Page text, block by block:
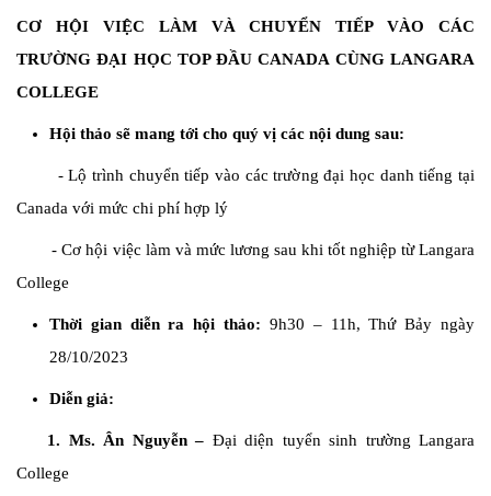
CƠ HỘI VIỆC LÀM VÀ CHUYỂN TIẾP VÀO CÁC
TRƯỜNG ĐẠI HỌC TOP ĐẦU CANADA CÙNG LANGARA
COLLEGE
Hội thảo sẽ mang tới cho quý vị các nội dung sau:
- Lộ trình chuyển tiếp vào các trường đại học danh tiếng tại
Canada với mức chi phí hợp lý
- Cơ hội việc làm và mức lương sau khi tốt nghiệp từ Langara
College
Thời gian diễn ra hội thảo: 9h30 – 11h, Thứ Bảy ngày
28/10/2023
Diễn giả:
1. Ms. Ân Nguyễn – Đại diện tuyển sinh trường Langara
College